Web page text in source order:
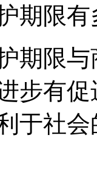
期限有
期限
步有
于社